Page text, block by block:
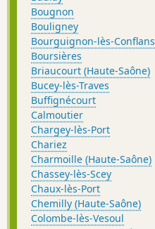
Bougnon
Bouligney
Bourguignon-lès-Conflans
Boursières
Briaucourt (Haute-Saône)
Bucey-lès-Traves
Buffignécourt
Calmoutier
Chargey-lès-Port
Chariez
Charmoille (Haute-Saône)
Chassey-lès-Scey
Chaux-lès-Port
Chemilly (Haute-Saône)
Colombe-lès-Vesoul